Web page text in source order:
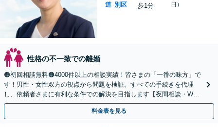
道 別区
歩1分
日）
性格の不一致での離婚
🟠初回相談無料🟠4000件以上の相談実績！皆さまの「一番の味方」で
す！男性・女性双方の視点から問題を検証。すべての手続きを代理
し、依頼者さまに有利な条件での解決を目指します【夜間相談・WEB
面談可】【完全個室・秘密厳守】
料金表を見る